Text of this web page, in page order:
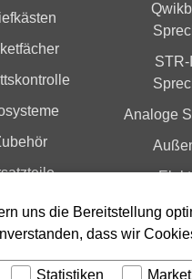
uns die Bereitstellung
dass wir
Statistiken
A-Z
Analoge